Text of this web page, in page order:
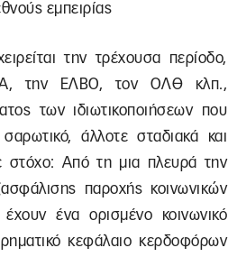
εμπειρίας
την τρέχουσα περίοδο,
την ΕΛΒΟ, τον ΟΛΘ κλπ.,
των ιδιωτικοποιήσεων που
άλλοτε σταδιακά και
στόχο: Από τη μια πλευρά την
παροχής κοινωνικών
ένα ορισμένο κοινωνικό
κεφάλαιο κερδοφόρων